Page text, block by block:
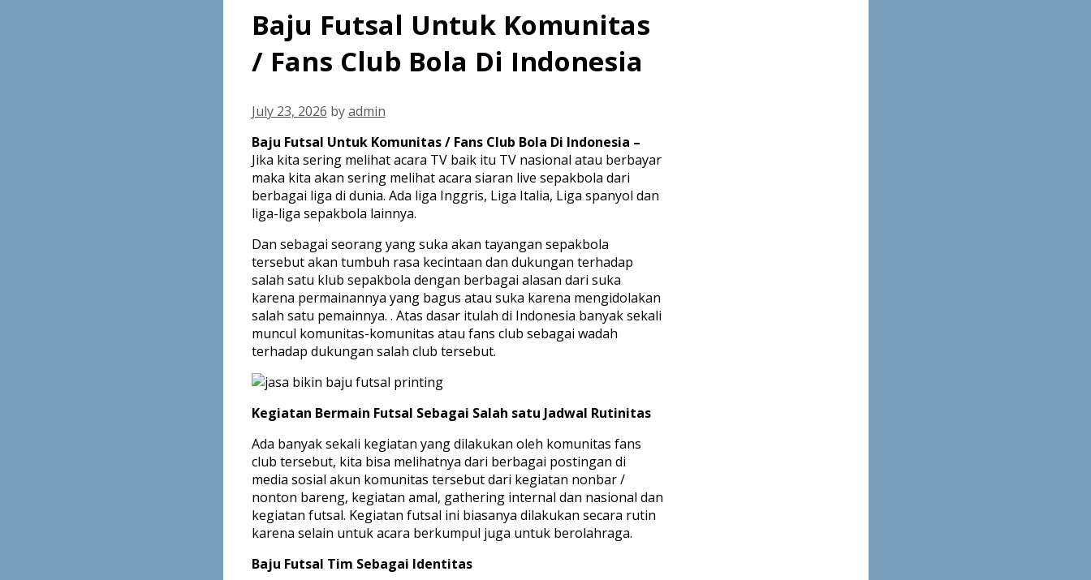
Baju Futsal Untuk Komunitas
/ Fans Club Bola Di Indonesia
July 23, 2026 byadmin
Baju Futsal Untuk Komunitas / Fans Club Bola Di Indonesia –
Jika kita sering melihat acara TV baik itu TV nasional atau berbayar
maka kita akan sering melihat acara siaran live sepakbola dari
berbagai liga di dunia. Ada liga Inggris, Liga Italia, Liga spanyol dan
liga-liga sepakbola lainnya.
Dan sebagai seorang yang suka akan tayangan sepakbola
tersebut akan tumbuh rasa kecintaan dan dukungan terhadap
salah satu klub sepakbola dengan berbagai alasan dari suka
karena permainannya yang bagus atau suka karena mengidolakan
salah satu pemainnya. . Atas dasar itulah di Indonesia banyak sekali
muncul komunitas-komunitas atau fans club sebagai wadah
terhadap dukungan salah club tersebut.
Kegiatan Bermain Futsal Sebagai Salah satu Jadwal Rutinitas
Ada banyak sekali kegiatan yang dilakukan oleh komunitas fans
club tersebut, kita bisa melihatnya dari berbagai postingan di
media sosial akun komunitas tersebut dari kegiatan nonbar /
nonton bareng, kegiatan amal, gathering internal dan nasional dan
kegiatan futsal. Kegiatan futsal ini biasanya dilakukan secara rutin
karena selain untuk acara berkumpul juga untuk berolahraga.
Baju Futsal Tim Sebagai Identitas